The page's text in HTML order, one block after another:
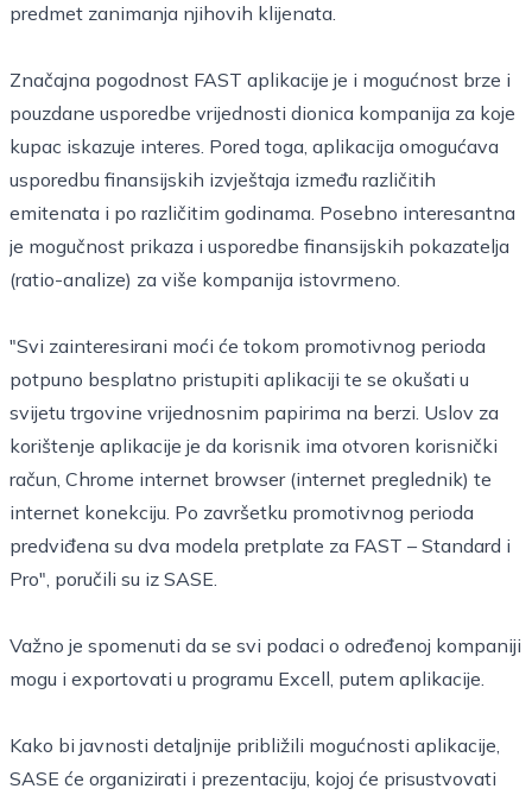
predmet zanimanja njihovih klijenata.
Značajna pogodnost FAST aplikacije je i mogućnost brze i
pouzdane usporedbe vrijednosti dionica kompanija za koje
kupac iskazuje interes. Pored toga, aplikacija omogućava
usporedbu finansijskih izvještaja između različitih
emitenata i po različitim godinama. Posebno interesantna
je mogučnost prikaza i usporedbe finansijskih pokazatelja
(ratio-analize) za više kompanija istovrmeno.
"Svi zainteresirani moći će tokom promotivnog perioda
potpuno besplatno pristupiti aplikaciji te se okušati u
svijetu trgovine vrijednosnim papirima na berzi. Uslov za
korištenje aplikacije je da korisnik ima otvoren korisnički
račun, Chrome internet browser (internet preglednik) te
internet konekciju. Po završetku promotivnog perioda
predviđena su dva modela pretplate za FAST – Standard i
Pro", poručili su iz SASE.
Važno je spomenuti da se svi podaci o određenoj kompaniji
mogu i exportovati u programu Excell, putem aplikacije.
Kako bi javnosti detaljnije približili mogućnosti aplikacije,
SASE će organizirati i prezentaciju, kojoj će prisustvovati